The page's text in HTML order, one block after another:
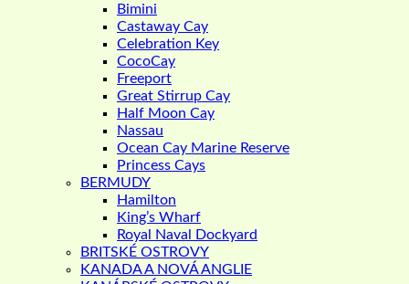
Bimini
Castaway Cay
Celebration Key
CocoCay
Freeport
Great Stirrup Cay
Half Moon Cay
Nassau
Ocean Cay Marine Reserve
Princess Cays
BERMUDY
Hamilton
King’s Wharf
Royal Naval Dockyard
BRITSKÉ OSTROVY
KANADA A NOVÁ ANGLIE